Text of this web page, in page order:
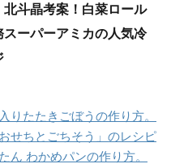
北斗晶考案！白菜ロール
ーパーアミカの人気冷
りたたきごぼうの作り方。
せちとごちそう」のレシピ
ん わかめパンの作り方。